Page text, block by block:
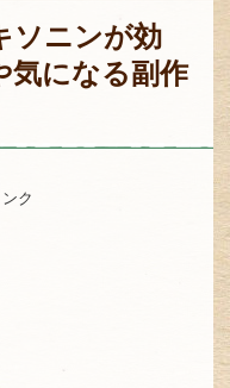
ソニンが効
気になる副作
ク